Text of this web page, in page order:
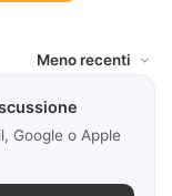
Google o Apple